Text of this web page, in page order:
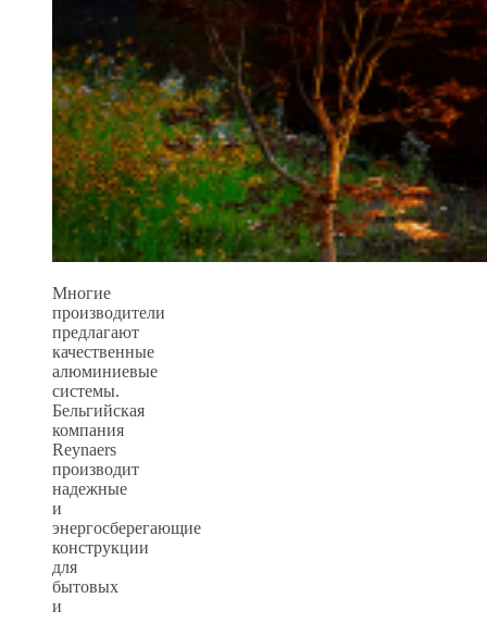
Многие
производители
предлагают
качественные
алюминиевые
системы.
Бельгийская
компания
Reynaers
производит
надежные
и
энергосберегающие
конструкции
для
бытовых
и